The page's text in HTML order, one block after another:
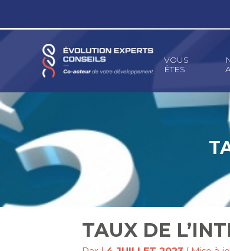
au
Principal
VOUS
ÊTES
TAUX DE